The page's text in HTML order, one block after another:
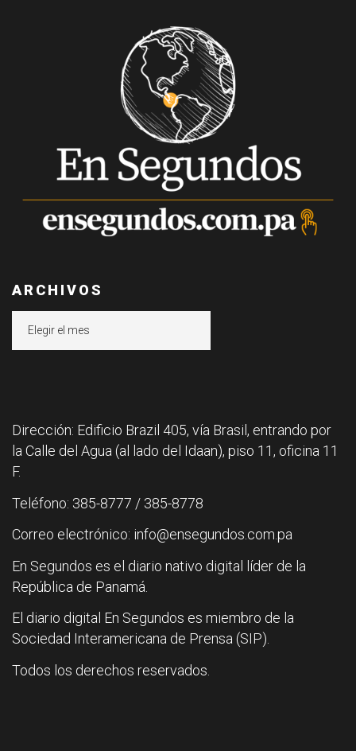
ARCHIVOS
Dirección: Edificio Brazil 405, vía Brasil, entrando por
la Calle del Agua (al lado del Idaan), piso 11, oficina 11
F.
Teléfono: 385-8777 / 385-8778
Correo electrónico: info@ensegundos.com.pa
En Segundos es el diario nativo digital líder de la
República de Panamá.
El diario digital En Segundos es miembro de la
Sociedad Interamericana de Prensa (SIP).
Todos los derechos reservados.